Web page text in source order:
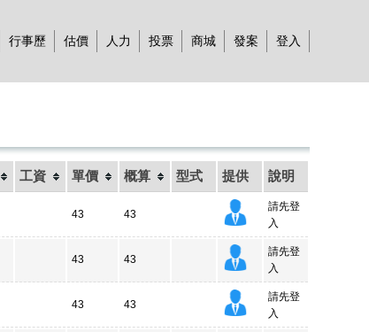
行事歷 估價 人力 投票 商城 發案 登入
工資 單價 概算 型式 提供 說明
43 43
請先登
入
43 43
請先登
入
43 43
請先登
入